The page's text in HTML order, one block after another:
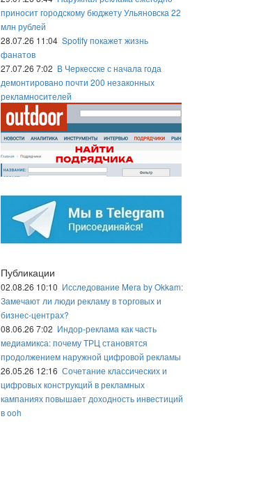
приносит городскому бюджету Ульяновска 22
млн рублей
28.07.26 11:04 Spotify покажет жизнь
фанатов
27.07.26 7:02 В Черкесске с начала года
демонтировано почти 200 незаконных
рекламносителей
Публикации
02.08.26 10:10 Исследование Mera by Okkam:
Замечают ли люди рекламу в торговых и
бизнес-центрах?
08.06.26 7:02 Индор-реклама как часть
медиамикса: почему ТРЦ становятся
продолжением наружной цифровой рекламы
26.05.26 12:16 Сочетание классических и
цифровых конструкций в рекламных
кампаниях повышает доходность инвестиций
в ooh